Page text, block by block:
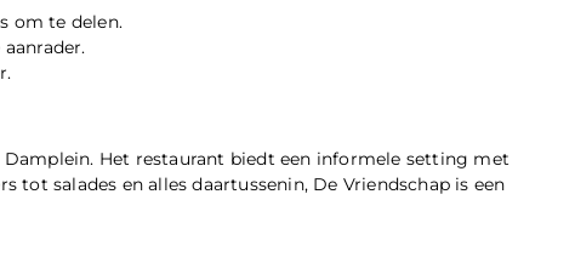
om te delen.
Het restaurant biedt een informele setting met
salades en alles daartussenin, De Vriendschap is een